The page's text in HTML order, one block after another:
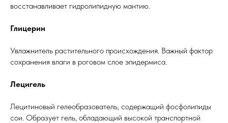
восстанавливает гидролипидную мантию.
Глицерин
Увлажнитель растительного происхождения. Важный фактор
сохранения влаги в роговом слое эпидермиса.
Лецигель
Лецитиновый гелеобразователь, содержащий фосфолипиды
сои. Образует гель, обладающий высокой транспортной